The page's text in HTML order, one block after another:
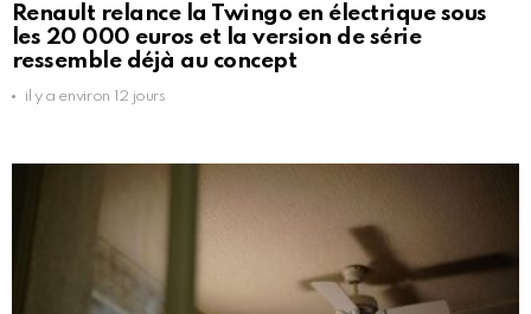
Renault relance la Twingo en électrique sous
les 20 000 euros et la version de série
ressemble déjà au concept
il y a environ 12 jours